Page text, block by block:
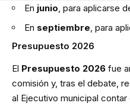
En junio, para aplicarse
En septiembre, para
Presupuesto 2026
El Presupuesto 2026 fue
comisión y, tras el debate,
al Ejecutivo municipal